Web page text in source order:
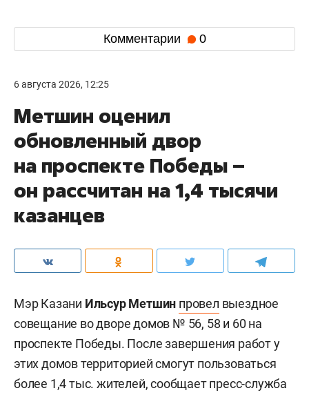
Комментарии 0
6 августа 2026, 12:25
Метшин оценил
обновленный двор
на проспекте Победы –
он рассчитан на 1,4 тысячи
казанцев
Мэр Казани Ильсур Метшин провел выездное
совещание во дворе домов № 56, 58 и 60 на
проспекте Победы. После завершения работ у
этих домов территорией смогут пользоваться
более 1,4 тыс. жителей, сообщает пресс-служба